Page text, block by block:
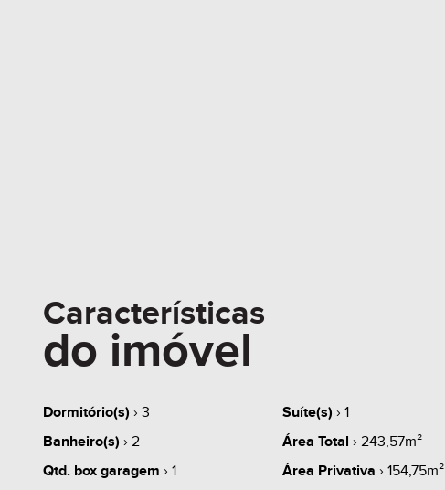
Características
do imóvel
Dormitório(s) › 3 Suíte(s) › 1
Banheiro(s)› 2 Área Total › 243,57m²
Qtd. box garagem › 1 Área Privativa › 154,75m²